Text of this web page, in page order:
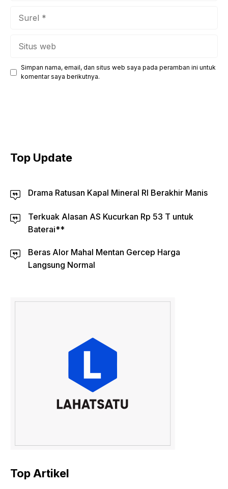
Simpan nama, email, dan situs web saya pada peramban ini untuk
komentar saya berikutnya.
Top Update
Drama Ratusan Kapal Mineral RI Berakhir Manis
Terkuak Alasan AS Kucurkan Rp 53 T untuk
Baterai**
Beras Alor Mahal Mentan Gercep Harga
Langsung Normal
Top Artikel